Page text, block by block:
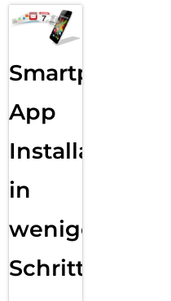
Smartphone
App
Installation
in
wenigen
Schritten